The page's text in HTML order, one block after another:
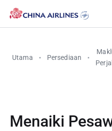
Utama Persediaan
Menaiki